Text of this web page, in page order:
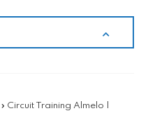
» Circuit Training Almelo |